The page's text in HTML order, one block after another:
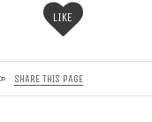
LIKE
SHARE THIS PAGE